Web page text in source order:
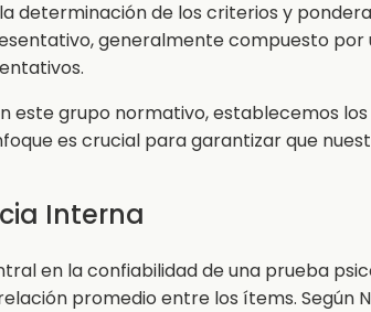
determinación de los criterios y
generalmente compuesto por
este grupo normativo, establecemos
es crucial para garantizar que
Interna
en la confiabilidad de una prueba
promedio entre los ítems. Según